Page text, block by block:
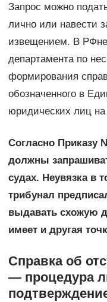
Запрос можно
лично или навести
извещением. В РФне
департамента по
формирования
обозначенного в
юридических лиц на
Согласно Приказу
должны
судах. Неувязка в
трибунал
выдавать схожую
имеет и другая
Справка об
— процедура